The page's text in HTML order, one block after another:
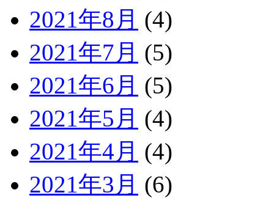
2021年8月 (4)
2021年7月 (5)
2021年6月 (5)
2021年5月 (4)
2021年4月 (4)
2021年3月 (6)